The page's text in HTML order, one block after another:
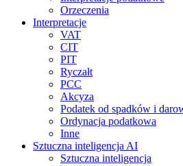
Orzeczenia
Interpretacje
VAT
CIT
PIT
Ryczałt
PCC
Akcyza
Podatek od spadków i
Ordynacja podatkowa
Inne
Sztuczna inteligencja AI
Sztuczna inteligencja